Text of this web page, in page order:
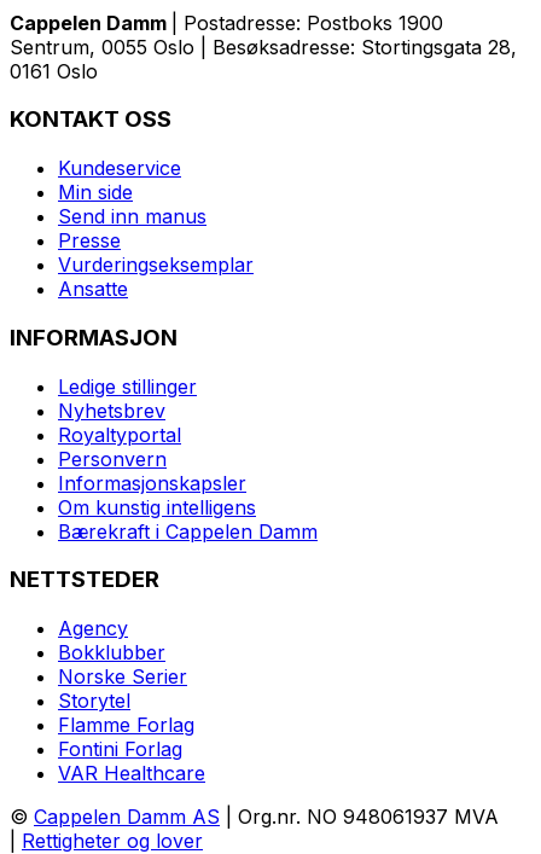
Cappelen Damm
| Postadresse: Postboks 1900
Sentrum, 0055 Oslo | Besøksadresse: Stortingsgata 28,
0161 Oslo
KONTAKT OSS
Kundeservice
Min side
Send inn manus
Presse
Vurderingseksemplar
Ansatte
INFORMASJON
Ledige stillinger
Nyhetsbrev
Royaltyportal
Personvern
Informasjonskapsler
Om kunstig intelligens
Bærekraft i Cappelen Damm
NETTSTEDER
Agency
Bokklubber
Norske Serier
Storytel
Flamme Forlag
Fontini Forlag
VAR Healthcare
© Cappelen Damm AS | Org.nr. NO 948061937 MVA
Rettigheter og lover